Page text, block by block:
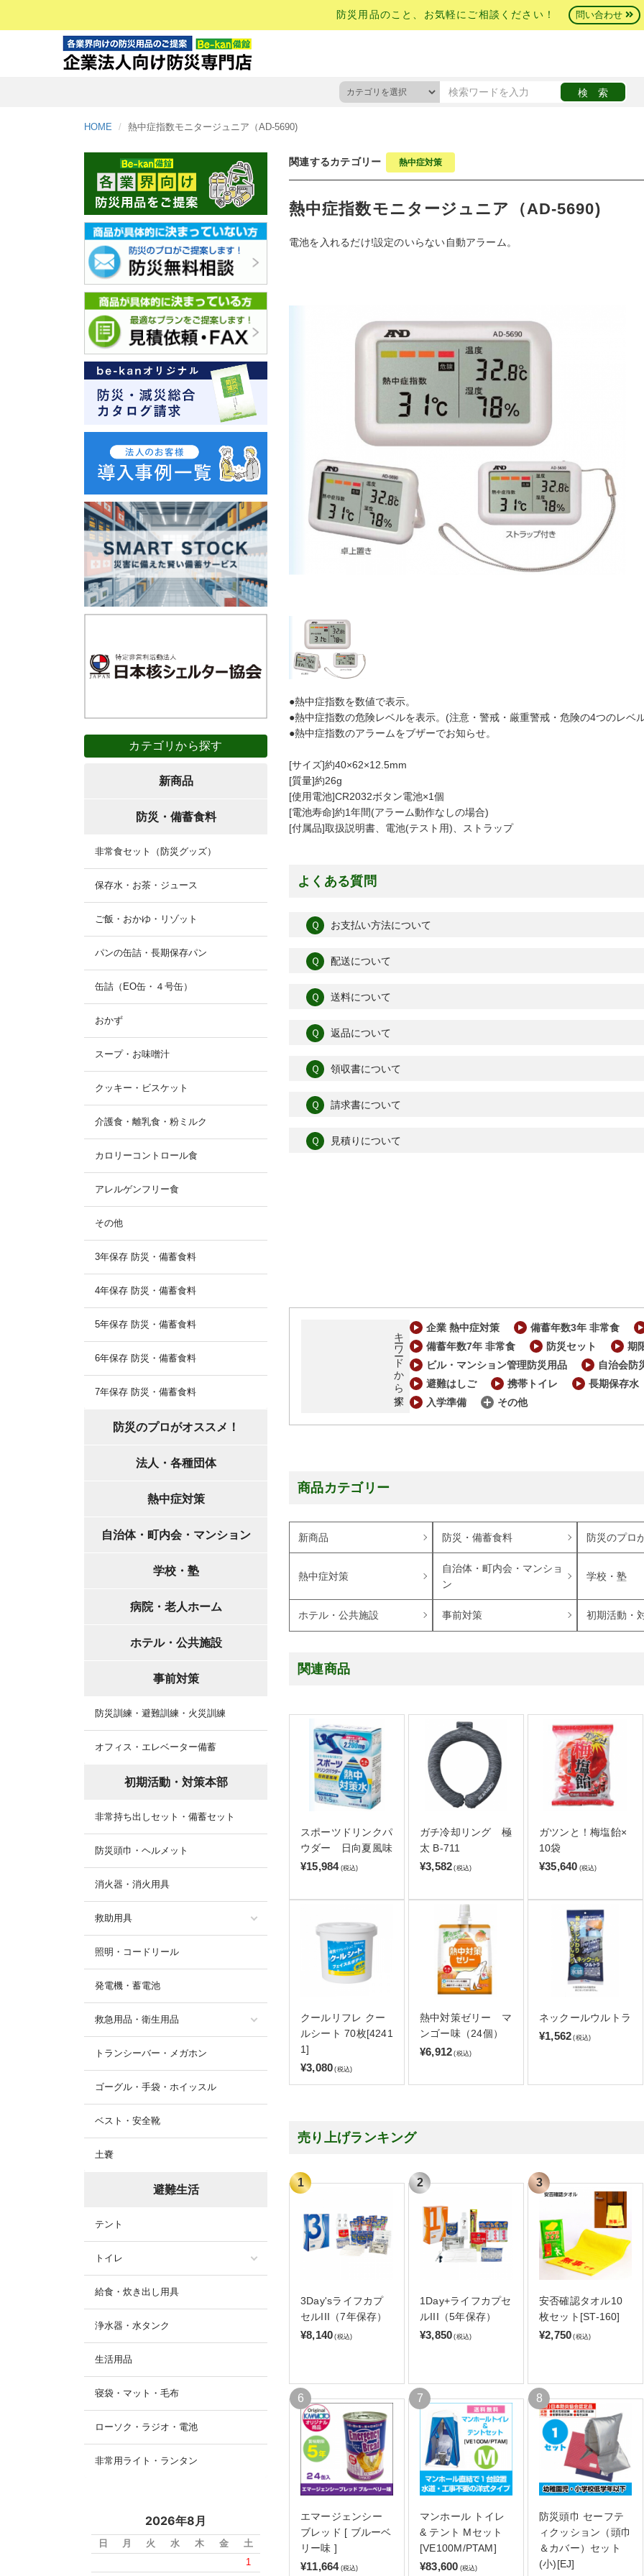
防災用品のこと、お気軽にご相談ください！ 問い合わせ
HOME 熱中症指数モニタージュニア（AD-5690)
関連するカテゴリー 熱中症対策
熱中症指数モニタージュニア（AD-5690)
電池を入れるだけ!設定のいらない自動アラーム。
●熱中症指数を数値で表示。
●熱中症指数の危険レベルを表示。(注意・警戒・厳重警戒・危険の4つのレベ
●熱中症指数のアラームをブザーでお知らせ。
[サイズ]約40×62×12.5mm
[質量]約26g
[使用電池]CR2032ボタン電池×1個
[電池寿命]約1年間(アラーム動作なしの場合)
[付属品]取扱説明書、電池(テスト用)、ストラップ
よくある質問
Ｑ お支払い方法について
Ｑ 配送について
Ｑ 送料について
Ｑ 返品について
Ｑ 領収書について
Ｑ 請求書について
Ｑ 見積りについて
キーワードから探す 企業 熱中症対策
備蓄年数3年 非常食
備蓄年数7年 非常食
防災セット
期
ビル・マンション管理防災用品
自治会防
避難はしご
携帯トイレ
長期保存水
入学準備
その他
商品カテゴリー
新商品 防災・備蓄食料 防災のプロ
熱中症対策
自治体・町内会・マンショ
ン
学校・塾
ホテル・公共施設 事前対策 初期活動・
関連商品
スポーツドリンクパ
ウダー 日向夏風味
¥15,984 (税込)
ガチ冷却リング 極
太 B-711
¥3,582 (税込)
ガツンと！梅塩飴×
10袋
¥35,640 (税込)
クールリフレ クー
ルシート 70枚[4241
1]
¥3,080 (税込)
熱中対策ゼリー マ
ンゴー味（24個）
¥6,912 (税込)
ネックールウルトラ
¥1,562 (税込)
売り上げランキング
3Day'sライフカプ
セルIII（7年保存）
¥8,140 (税込)
1Day+ライフカプセ
ルIII（5年保存）
¥3,850 (税込)
安否確認タオル10
枚セット[ST-160]
¥2,750 (税込)
エマージェンシー
ブレッド [ ブルーベ
リー味 ]
¥11,664 (税込)
マンホール トイレ
& テント Mセット
[VE100M/PTAM]
¥83,600 (税込)
防災頭巾 セーフテ
ィクッション（頭巾
＆カバー）セット
(小)[EJ]
カテゴリから探す
新商品
防災・備蓄食料
非常食セット（防災グッズ）
保存水・お茶・ジュース
ご飯・おかゆ・リゾット
パンの缶詰・長期保存パン
缶詰（EO缶・４号缶）
おかず
スープ・お味噌汁
クッキー・ビスケット
介護食・離乳食・粉ミルク
カロリーコントロール食
アレルゲンフリー食
その他
3年保存 防災・備蓄食料
4年保存 防災・備蓄食料
5年保存 防災・備蓄食料
6年保存 防災・備蓄食料
7年保存 防災・備蓄食料
防災のプロがオススメ！
法人・各種団体
熱中症対策
自治体・町内会・マンション
学校・塾
病院・老人ホーム
ホテル・公共施設
事前対策
防災訓練・避難訓練・火災訓練
オフィス・エレベーター備蓄
初期活動・対策本部
非常持ち出しセット・備蓄セット
防災頭巾・ヘルメット
消火器・消火用具
救助用具
照明・コードリール
発電機・蓄電池
救急用品・衛生用品
トランシーバー・メガホン
ゴーグル・手袋・ホイッスル
ベスト・安全靴
土嚢
避難生活
テント
トイレ
給食・炊き出し用具
浄水器・水タンク
生活用品
寝袋・マット・毛布
ローソク・ラジオ・電池
非常用ライト・ランタン
2026年8月
日 月 火 水 木 金
土
1